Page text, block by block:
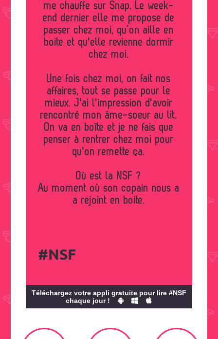
me chauffe sur Snap. Le week-
end dernier elle me propose de
passer chez moi, qu’on aille en
boite et qu'elle revienne dormir
chez moi.
Une fois chez moi, on fait nos
affaires, tout se passe pour le
mieux. J'ai l'impression d'avoir
rencontré mon âme-soeur au lit.
On va en boîte et je ne fais que
penser à rentrer chez moi pour
qu'on remette ça.
Où est la NSF ?
Au moment où son copain nous a
a rejoint en boite.
#NSF
Téléchargez votre appli gratuite pour lire #NSF
chaque jour !